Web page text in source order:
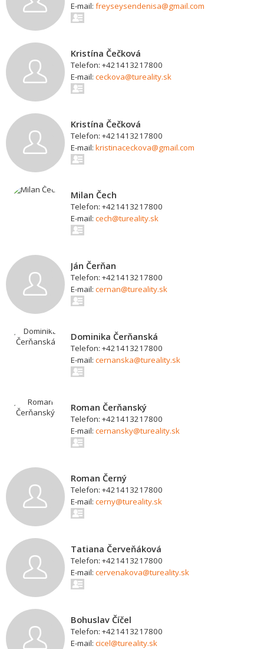
E-mail: freyseysendenisa@gmail.com
Kristína Čečková
Telefon: +421413217800
E-mail: ceckova@tureality.sk
Kristína Čečková
Telefon: +421413217800
E-mail: kristinaceckova@gmail.com
Milan Čech
Telefon: +421413217800
E-mail: cech@tureality.sk
Ján Čerňan
Telefon: +421413217800
E-mail: cernan@tureality.sk
Dominika Čerňanská
Telefon: +421413217800
E-mail: cernanska@tureality.sk
Roman Čerňanský
Telefon: +421413217800
E-mail: cernansky@tureality.sk
Roman Černý
Telefon: +421413217800
E-mail: cerny@tureality.sk
Tatiana Červeňáková
Telefon: +421413217800
E-mail: cervenakova@tureality.sk
Bohuslav Číčel
Telefon: +421413217800
E-mail: cicel@tureality.sk